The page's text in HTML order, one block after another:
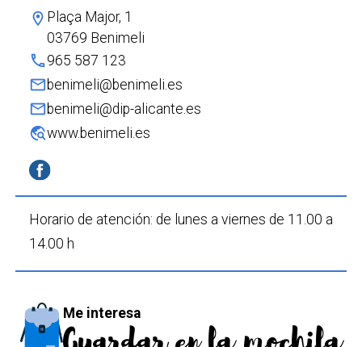
location_on Plaça Major, 1
03769 Benimeli
phone965 587 123
mailbenimeli@benimeli.es
mailbenimeli@dip-alicante.es
travel_explorewww.benimeli.es
Horario de atención: de lunes a viernes de 11.00 a
14.00 h
Me interesa